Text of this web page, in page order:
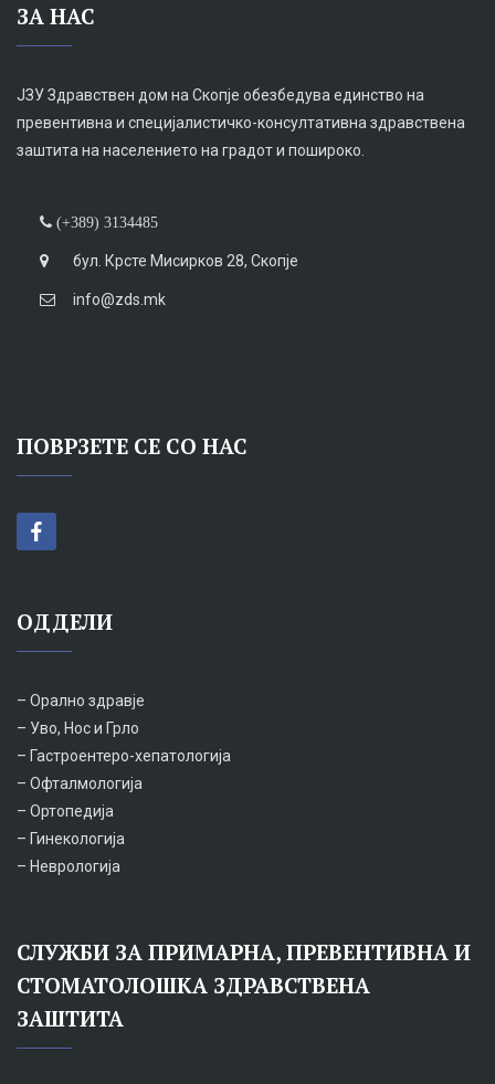
ЗА НАС
ЈЗУ Здравствен дом на Скопје обезбедува единство на
превентивна и специјалистичко-консултативна здравствена
заштита на населението на градот и пошироко.
(+389) 3134485
бул. Крсте Мисирков 28, Скопје
info@zds.mk
ПОВРЗЕТЕ СЕ СО НАС
ОДДЕЛИ
– Орално здравје
– Уво, Нос и Грло
– Гастроентеро-хепатологија
– Офталмологија
– Ортопедија
– Гинекологија
– Неврологија
СЛУЖБИ ЗА ПРИМАРНА, ПРЕВЕНТИВНА И
СТОМАТОЛОШКА ЗДРАВСТВЕНА
ЗАШТИТА